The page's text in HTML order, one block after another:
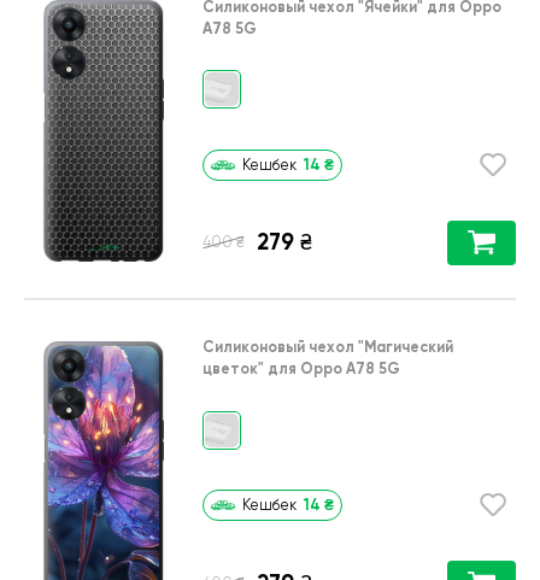
Силиконовый чехол "Ячейки" для Oppo
A78 5G
Кешбек 14 ₴
400 ₴ 279 ₴
Силиконовый чехол "Магический
цветок" для Oppo A78 5G
Кешбек 14 ₴